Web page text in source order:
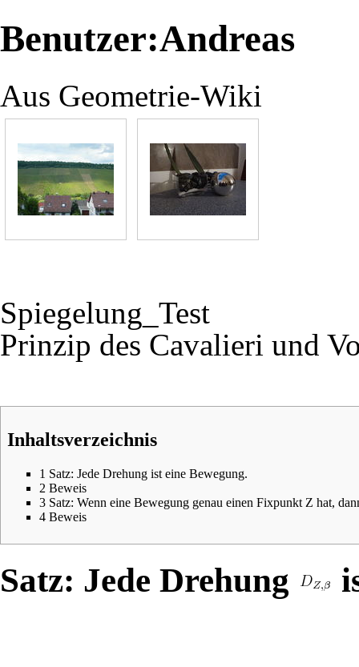
Benutzer:Andreas
Aus Geometrie-Wiki
Spiegelung_Test
Prinzip des Cavalieri und
Inhaltsverzeichnis
1 Satz: Jede Drehung ist eine Bewegung.
2 Beweis
3 Satz: Wenn eine Bewegung genau einen Fixpunkt Z hat,
4 Beweis
Satz: Jede Drehung